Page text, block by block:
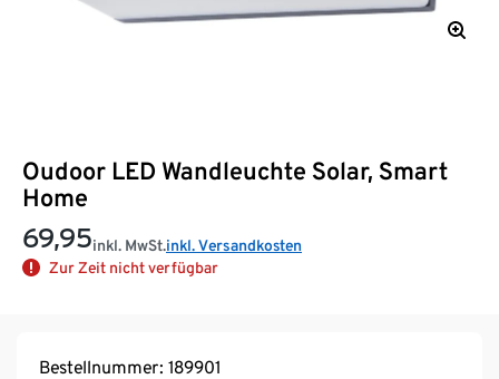
Oudoor LED Wandleuchte Solar, Smart
Home
69,95inkl. MwSt.inkl. Versandkosten
Zur Zeit nicht verfügbar
Bestellnummer: 189901